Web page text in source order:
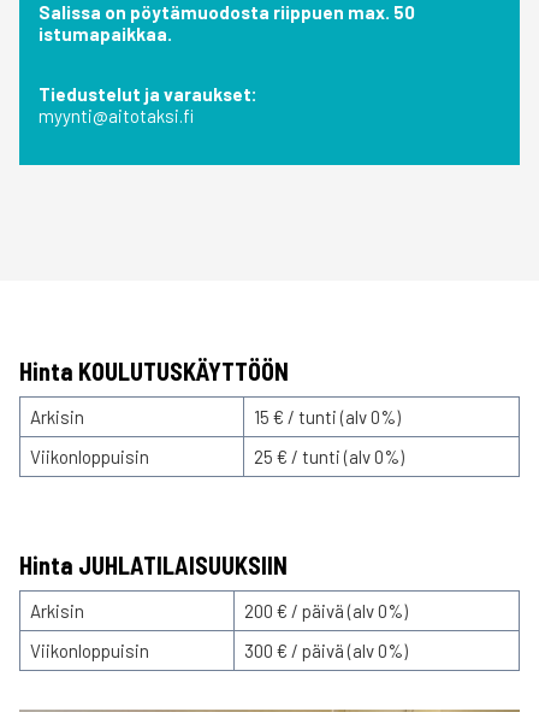
Salissa on pöytämuodosta riippuen max. 50
istumapaikkaa.
Tiedustelut ja varaukset:
myynti@aitotaksi.fi
Hinta KOULUTUSKÄYTTÖÖN
Arkisin
15 € / tunti (alv 0%)
Viikonloppuisin
25 € / tunti (alv 0%)
Hinta JUHLATILAISUUKSIIN
Arkisin
200 € / päivä (alv 0%)
Viikonloppuisin
300 € / päivä (alv 0%)